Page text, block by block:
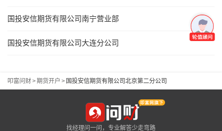
国投安信期货有限公司南宁营业部
国投安信期货有限公司大连分公司
叩富问财>期货开户 > 国投安信期货有限公司北京第二分公司
找经理问一问，专业解答少走弯路